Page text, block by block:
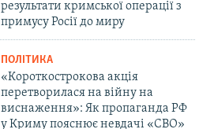
результати кримської операції з
примусу Росії до миру
ПОЛІТИКА
«Короткострокова акція
перетворилася на війну на
виснаження»: Як пропаганда РФ
у Криму пояснює невдачі «СВО»